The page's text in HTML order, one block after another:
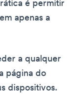
é permitir
apenas a
a qualquer
página do
dispositivos.